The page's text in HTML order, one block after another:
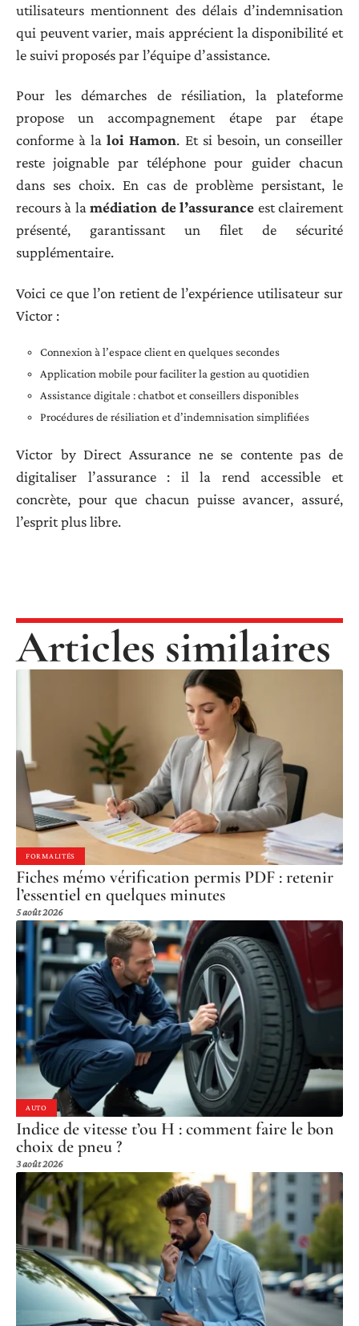
utilisateurs mentionnent des délais d’indemnisation
qui peuvent varier, mais apprécient la disponibilité et
le suivi proposés par l’équipe d’assistance.
Pour les démarches de résiliation, la plateforme
propose un accompagnement étape par étape
conforme à laloi Hamon. Et si besoin, un conseiller
reste joignable par téléphone pour guider chacun
dans ses choix. En cas de problème persistant, le
recours à lamédiation de l’assurance est clairement
présenté, garantissant un filet de sécurité
supplémentaire.
Voici ce que l’on retient de l’expérience utilisateur sur
Victor :
Connexion à l’espace client en quelques secondes
Application mobile pour faciliter la gestion au quotidien
Assistance digitale : chatbot et conseillers disponibles
Procédures de résiliation et d’indemnisation simplifiées
Victor by Direct Assurance ne se contente pas de
digitaliser l’assurance : il la rend accessible et
concrète, pour que chacun puisse avancer, assuré,
l’esprit plus libre.
Articles similaires
FORMALITÉS
Fiches mémo vérification permis PDF : retenir
l’essentiel en quelques minutes
5 août 2026
AUTO
Indice de vitesse t’ou H : comment faire le bon
choix de pneu ?
3 août 2026